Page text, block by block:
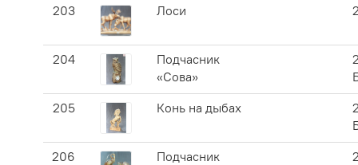
203 Лоси
204
Подчасник
«Сова»
205
Конь на дыбах
206
Подчасник